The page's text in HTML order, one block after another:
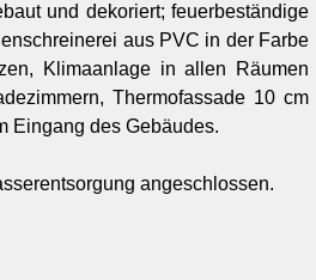
und dekoriert; feuerbeständige
aus PVC in der Farbe
Klimaanlage in allen Räumen
Thermofassade 10 cm
Eingang des Gebäudes.
angeschlossen.